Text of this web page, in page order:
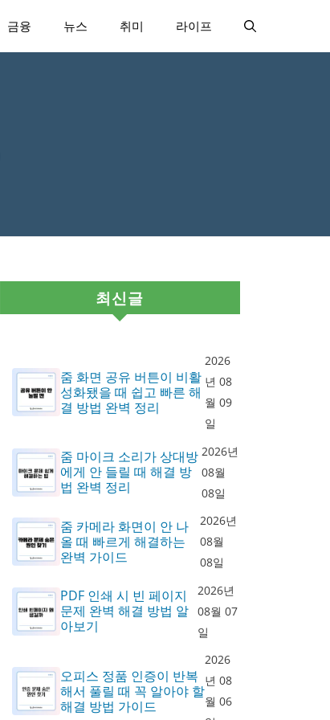
금융 뉴스 취미 라이프
최신글
줌 화면 공유 버튼이 비활
성화됐을 때 쉽고 빠른 해
결 방법 완벽 정리
2026
년 08
월 09
일
줌 마이크 소리가 상대방
에게 안 들릴 때 해결 방
법 완벽 정리
2026년
08월
08일
줌 카메라 화면이 안 나
올 때 빠르게 해결하는
완벽 가이드
2026년
08월
08일
PDF 인쇄 시 빈 페이지
문제 완벽 해결 방법 알
아보기
2026년
08월 07
일
오피스 정품 인증이 반복
해서 풀릴 때 꼭 알아야 할
해결 방법 가이드
2026
년 08
월 06